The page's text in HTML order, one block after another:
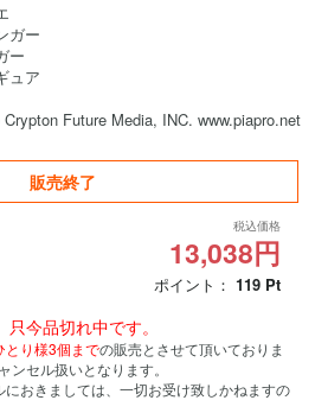
ガー
ー
ュア
Future Media, INC. www.piapro.net
販売終了
税込価格
13,038円
ポイント： 119 Pt
今品切れ中です。
とり様3個までの販売とさせて頂いておりま
セル扱いとなります。
おきましては、一切お受け致しかねますの